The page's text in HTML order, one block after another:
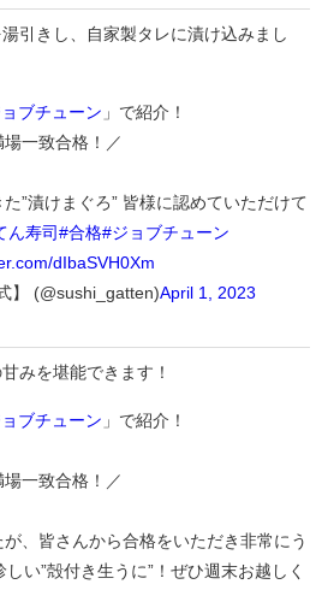
引きし、自家製タレに漬け込みまし
ブチューン 」で紹介！
場一致合格！／
”漬けまぐろ” 皆様に認めていただけて
ん寿司#合格#ジョブチューン
dIbaSVH0Xm
】 (@sushi_gatten)April 1, 2023
みを堪能できます！
ブチューン 」で紹介！
場一致合格！／
、皆さんから合格をいただき非常にう
い”殻付き生うに”！ぜひ週末お越しく